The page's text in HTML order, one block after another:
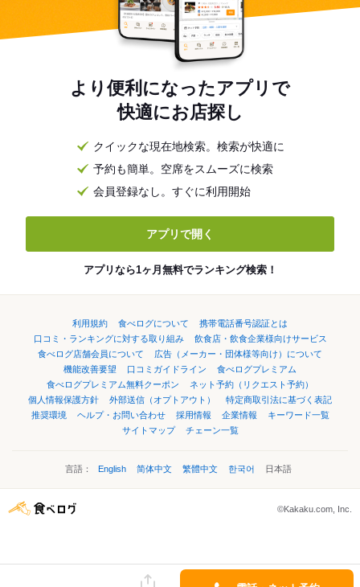
より便利になったアプリで
快適にお店探し
クイックな現在地検索。検索が快適に
予約も簡単。空席をスムーズに検索
会員登録なし。すぐに利用開始
アプリで開く
アプリなら1ヶ月無料でランキング検索！
利用規約 食べログについて
携帯電話番号認証とは
口コミ・ランキングに対する取り組み
飲食店・飲食企業様向けサービス
食べログ店舗会員について
広告（メーカー・団体様等向け）について
機能改善要望
口コミガイドライン
食べログプレミアム
食べログプレミアム無料クーポン
ネット予約（リクエスト予約）
個人情報保護方針
外部送信（オプトアウト）
特定商取引法に基づく表記
推奨環境
ヘルプ・お問い合わせ 採用情報 企業情報
キーワード一覧
サイトマップ
チェーン一覧
言語： English 简体中文 繁體中文 한국어 日本語
©Kakaku.com, Inc.